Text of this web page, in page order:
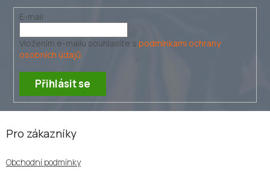
E-mail
Vložením e-mailu souhlasíte s podmínkami ochrany
osobních údajů
Přihlásit se
Pro zákazníky
Obchodní podmínky